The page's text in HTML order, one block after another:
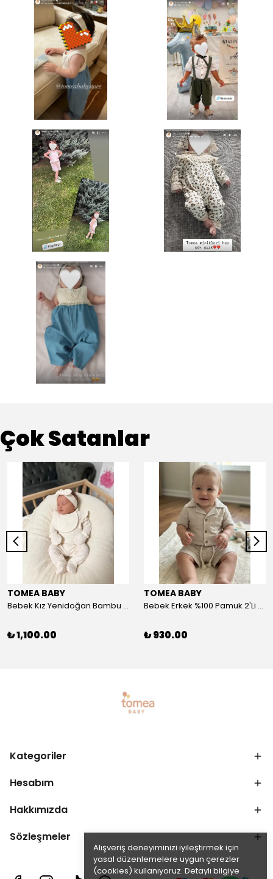
Alışveriş deneyiminizi iyileştirmek için
yasal düzenlemelere uygun çerezler
(cookies) kullanıyoruz. Detaylı bilgiye
Çok Satanlar
TOMEA BABY
Bebek Kız Yenidoğan Bambu 5'li Set - Nefes Alan Kumaş
₺ 1,100.00
TOMEA BABY
Bebek Erkek %100 Pamuk 2'Li Şort-Tshirt Takım - Nefes Alan Kumaş
₺ 930.00
Kategoriler
Hesabım
Hakkımızda
Sözleşmeler